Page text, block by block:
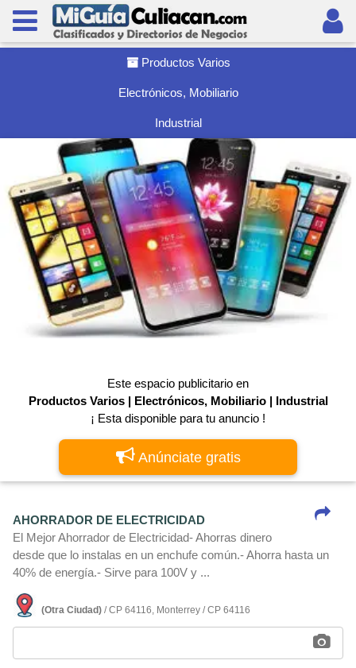
Productos Varios
Electrónicos, Mobiliario
Industrial
Este espacio publicitario en
Productos Varios | Electrónicos, Mobiliario | Industrial
¡ Esta disponible para tu anuncio !
Anúnciate gratis
AHORRADOR DE ELECTRICIDAD
El Mejor Ahorrador de Electricidad- Ahorras dinero
desde que lo instalas en un enchufe común.- Ahorra hasta un
40% de energí­a.- Sirve para 100V y ...
(Otra Ciudad) / CP 64116, Monterrey / CP 64116